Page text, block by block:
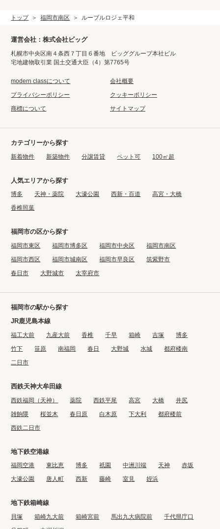
トップ 福岡市南区 ルーブルロジェ平和
運営会社：株式会社ビッグ
札幌市中央区南４条西７丁目６番地 ビッググループ本社ビル
宅地建物取引業 国土交通大臣（4）第7765号
modern classについて
会社概要
プライバシーポリシー
クッキーポリシー
商標について
サイトマップ
カテゴリーから探す
新着物件 新築物件 分譲賃貸 ペット可 100㎡超
人気エリアから探す
博多 天神・薬院 大濠公園 西新・百道
高宮・大橋
香椎照葉
福岡市の区から探す
福岡市東区 福岡市博多区 福岡市中央区
福岡市南区
福岡市西区
福岡市城南区 福岡市早良区
筑紫野市
春日市
大野城市 太宰府市
福岡市の駅から探す
JR鹿児島本線
福工大前 九産大前 香椎 千早 箱崎 吉塚
博多
竹下
笹原 南福岡 春日 大野城 水城
都府楼南
二日市
西鉄天神大牟田線
西鉄福岡（天神） 薬院 西鉄平尾 高宮 大橋
井尻
雑餉隈
桜並木 春日原 白木原 下大利
都府楼前
西鉄二日市
地下鉄空港線
福岡空港 東比恵 博多 祇園 中洲川端 天神
赤坂
大濠公園
唐人町 西新 藤崎 室見 姪浜
地下鉄箱崎線
貝塚 箱崎九大前 箱崎宮前 馬出九大病院前
千代県庁口